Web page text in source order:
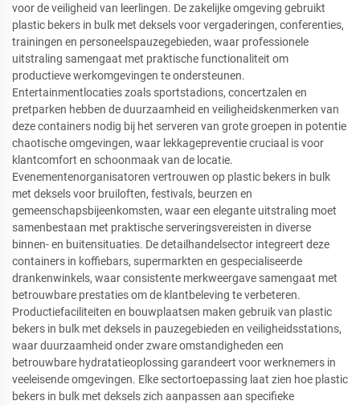
voor de veiligheid van leerlingen. De zakelijke omgeving gebruikt
plastic bekers in bulk met deksels voor vergaderingen, conferenties,
trainingen en personeelspauzegebieden, waar professionele
uitstraling samengaat met praktische functionaliteit om
productieve werkomgevingen te ondersteunen.
Entertainmentlocaties zoals sportstadions, concertzalen en
pretparken hebben de duurzaamheid en veiligheidskenmerken van
deze containers nodig bij het serveren van grote groepen in potentie
chaotische omgevingen, waar lekkagepreventie cruciaal is voor
klantcomfort en schoonmaak van de locatie.
Evenementenorganisatoren vertrouwen op plastic bekers in bulk
met deksels voor bruiloften, festivals, beurzen en
gemeenschapsbijeenkomsten, waar een elegante uitstraling moet
samenbestaan met praktische serveringsvereisten in diverse
binnen- en buitensituaties. De detailhandelsector integreert deze
containers in koffiebars, supermarkten en gespecialiseerde
drankenwinkels, waar consistente merkweergave samengaat met
betrouwbare prestaties om de klantbeleving te verbeteren.
Productiefaciliteiten en bouwplaatsen maken gebruik van plastic
bekers in bulk met deksels in pauzegebieden en veiligheidsstations,
waar duurzaamheid onder zware omstandigheden een
betrouwbare hydratatieoplossing garandeert voor werknemers in
veeleisende omgevingen. Elke sectortoepassing laat zien hoe plastic
bekers in bulk met deksels zich aanpassen aan specifieke